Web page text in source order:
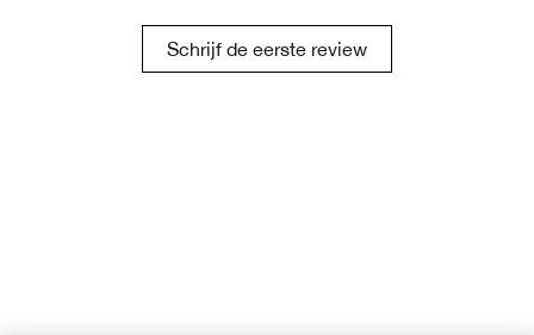
Schrijf de eerste review